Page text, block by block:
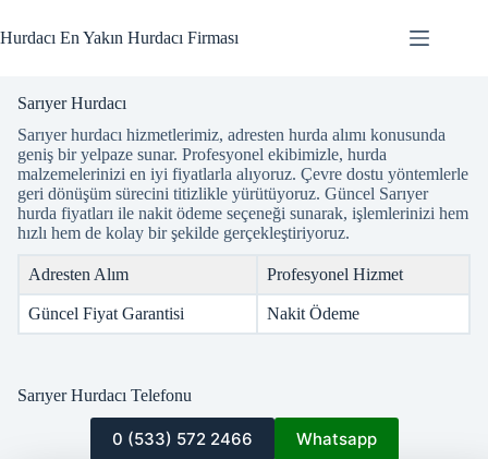
to
content
Hurdacı En Yakın Hurdacı Firması
Sarıyer Hurdacı
Sarıyer hurdacı hizmetlerimiz, adresten hurda alımı konusunda
geniş bir yelpaze sunar. Profesyonel ekibimizle, hurda
malzemelerinizi en iyi fiyatlarla alıyoruz. Çevre dostu yöntemlerle
geri dönüşüm sürecini titizlikle yürütüyoruz. Güncel Sarıyer
hurda fiyatları ile nakit ödeme seçeneği sunarak, işlemlerinizi hem
hızlı hem de kolay bir şekilde gerçekleştiriyoruz.
Adresten Alım Profesyonel Hizmet
Güncel Fiyat Garantisi Nakit Ödeme
Sarıyer Hurdacı Telefonu
0 (533) 572 2466 Whatsapp